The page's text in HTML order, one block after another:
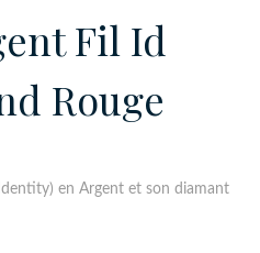
Fil Id
Rouge
en Argent et son diamant